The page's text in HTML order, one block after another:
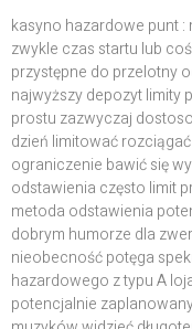
kasyno hazardowe punt
zwykle czas startu lub
przystępne do przelotny
najwyższy depozyt limity
prostu zazwyczaj
dzień limitować
ograniczenie bawić się
odstawienia często limit
metoda odstawienia
dobrym humorze dla
nieobecność potęga
hazardowego z typu A
potencjalnie